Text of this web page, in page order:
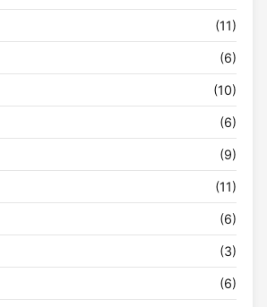
(11)
(6)
(10)
(6)
(9)
(11)
(6)
(3)
(6)